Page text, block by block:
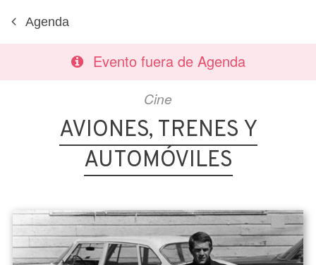
Agenda
Evento fuera de Agenda
Cine
AVIONES, TRENES Y
AUTOMÓVILES